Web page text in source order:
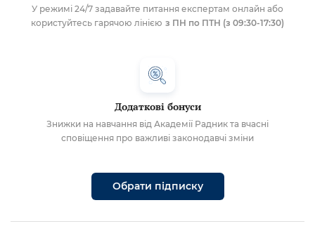
У режимі 24/7 задавайте питання експертам онлайн або
користуйтесь гарячою лінією з ПН по ПТН (з 09:30-17:30)
Додаткові бонуси
Знижки на навчання від Академії Радник та вчасні
сповіщення про важливі законодавчі зміни
Обрати підписку